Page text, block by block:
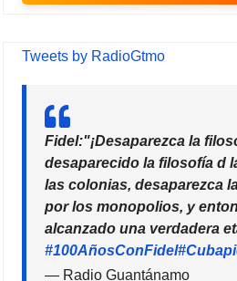
Tweets by RadioGtmo
Fidel:"¡Desaparezca la
desaparecido la filosofía d
las colonias, desaparezca
por los monopolios, y
alcanzado una verdadera
#100AñosConFidel#Cuba
— Radio Guantánamo